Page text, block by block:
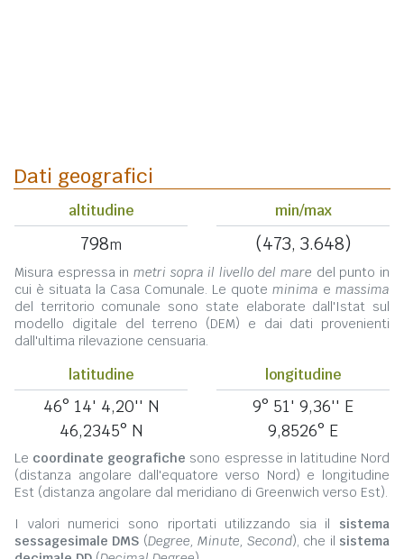
Dati geografici
altitudine
798m
min/max
(473, 3.648)
Misura espressa in metri sopra il livello del mare del punto in
cui è situata la Casa Comunale. Le quote minima e massima
del territorio comunale sono state elaborate dall'Istat sul
modello digitale del terreno (DEM) e dai dati provenienti
dall'ultima rilevazione censuaria.
latitudine
46° 14' 4,20'' N
46,2345° N
longitudine
9° 51' 9,36'' E
9,8526° E
Le coordinate geografiche sono espresse in latitudine Nord
(distanza angolare dall'equatore verso Nord) e longitudine
Est (distanza angolare dal meridiano di Greenwich verso Est).
I valori numerici sono riportati utilizzando sia il sistema
sessagesimale DMS (Degree, Minute, Second), che il sistema